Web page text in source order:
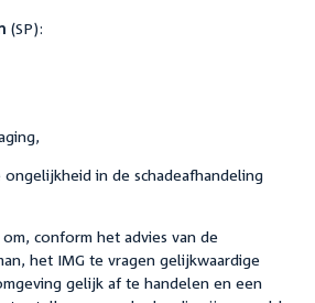
(SP):
in de schadeafhandeling
conform het advies van de
het IMG te vragen gelijkwaardige
gelijk af te handelen en een